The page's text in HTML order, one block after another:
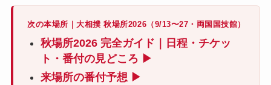
次の本場所｜大相撲 秋場所2026（9/13〜27・両国国技館）
秋場所2026 完全ガイド｜日程・チケッ
ト・番付の見どころ ▶
来場所の番付予想 ▶